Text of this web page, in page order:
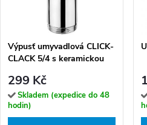
Výpusť umyvadlová CLICK-
CLACK 5/4 s keramickou
CC6829W, chrom/bílá
299 Kč
Skladem (expedice do 48
hodin)